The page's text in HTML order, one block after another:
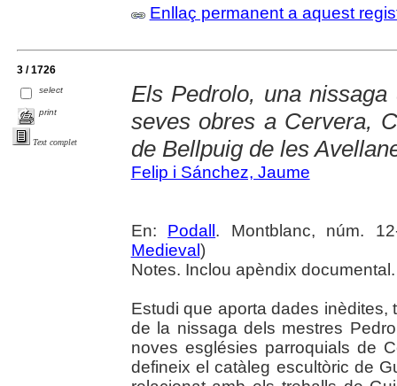
Enllaç permanent a aquest
3 / 1726
select
print
Text complet
Els Pedrolo, una
seves obres a Cervera,
de Bellpuig de les
Felip i Sánchez, Jaume
En: Podall . Montblanc, núm.
Medieval )
Notes. Inclou apèndix documental.
Estudi que aporta dades
de la nissaga dels mestres
noves esglésies parroquials de
defineix el catàleg escultòric de